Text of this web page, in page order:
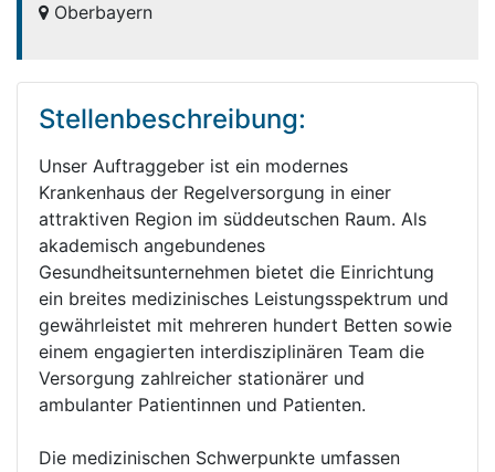
Oberbayern
Stellenbeschreibung:
Unser Auftraggeber ist ein modernes
Krankenhaus der Regelversorgung in einer
attraktiven Region im süddeutschen Raum. Als
akademisch angebundenes
Gesundheitsunternehmen bietet die Einrichtung
ein breites medizinisches Leistungsspektrum und
gewährleistet mit mehreren hundert Betten sowie
einem engagierten interdisziplinären Team die
Versorgung zahlreicher stationärer und
ambulanter Patientinnen und Patienten.
Die medizinischen Schwerpunkte umfassen